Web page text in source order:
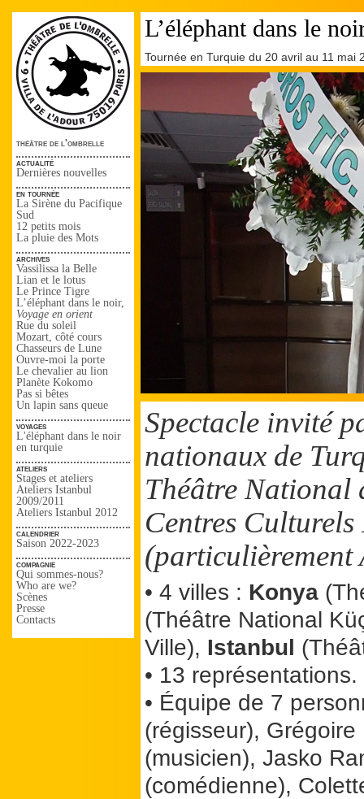
théâtre de l'ombrelle
actualité
Dernières nouvelles
en tournée
La Sirène du Pacifique
Sud
12 petits mois
La pluie des Mots
archives
Vassilissa la Belle
Lian et le lotus
Le Prince Tigre
L’éléphant dans le noir,
Voyage en orient
Rue du soleil
Mozart, côté cours
Chasseurs de Lune
Ouvre-moi la porte
Le chevalier au lion
Planète Kokomo
Pas si bêtes
Un lapin sans queue
voyages
L'éléphant dans le noir
en turquie
ateliers
Stages et ateliers
Ateliers Istanbul
2009/2011
Ateliers Istanbul 2012
calendrier
Saison 2022-2023
compagnie
Qui sommes-nous?
Who are we?
Scènes
Presse
Contacts
L’éléphant dans le
Tournée en Turquie du 20 avril au 11 mai
Spectacle invité
nationaux de
Théâtre National
Centres
(particulièrement
• 4 villes : Konya
(Théâtre National
Ville), Istanbul
• 13 représentations.
• Équipe de 7
(régisseur),
(musicien), Jasko
(comédienne),